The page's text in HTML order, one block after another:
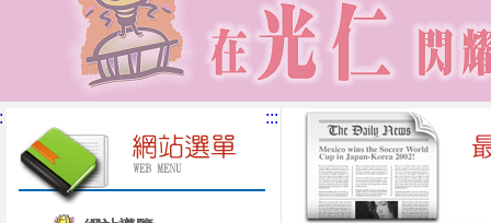
:::